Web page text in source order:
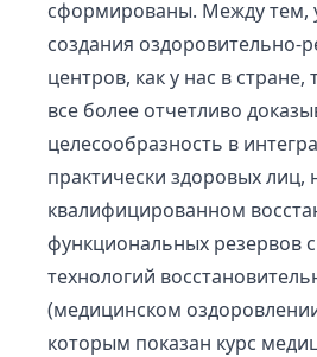
сформированы. Между тем,
создания оздоровительно-
центров, как у нас в
все более отчетливо
целесообразность в
практически здоровых
квалифицированном
функциональных резервов
технологий
(медицинском
которым показан курс